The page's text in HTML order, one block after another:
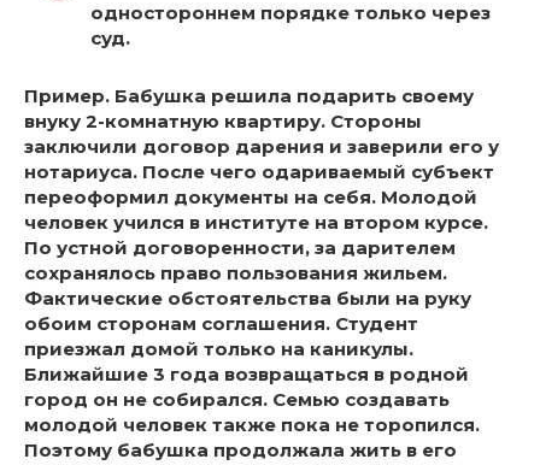
одностороннем порядке только через
суд.
Пример. Бабушка решила подарить своему
внуку 2-комнатную квартиру. Стороны
заключили договор дарения и заверили его у
нотариуса. После чего одариваемый субъект
переоформил документы на себя. Молодой
человек учился в институте на втором курсе.
По устной договоренности, за дарителем
сохранялось право пользования жильем.
Фактические обстоятельства были на руку
обоим сторонам соглашения. Студент
приезжал домой только на каникулы.
Ближайшие 3 года возвращаться в родной
город он не собирался. Семью создавать
молодой человек также пока не торопился.
Поэтому бабушка продолжала жить в его